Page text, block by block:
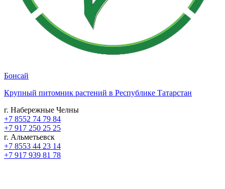
Бонсай
Крупный питомник растений в Республике Татарстан
г. Набережные Челны
+7 8552 74 79 84
+7 917 250 25 25
г. Альметьевск
+7 8553 44 23 14
+7 917 939 81 78